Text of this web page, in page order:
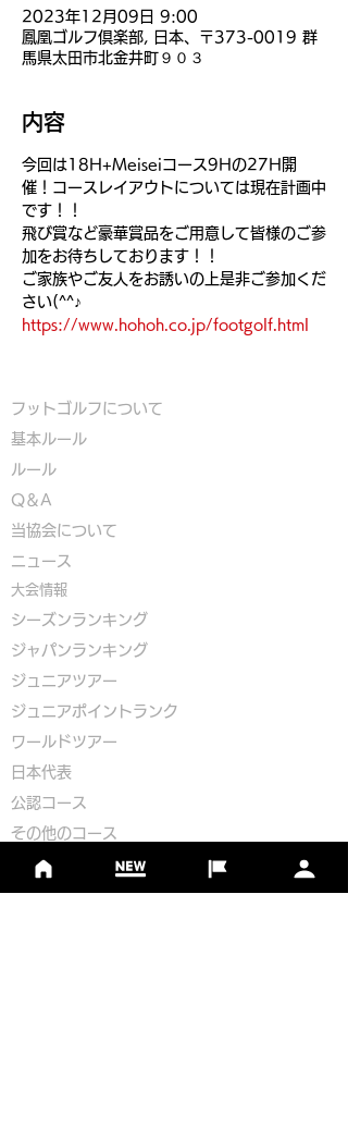
2023年12月09日 9:00
鳳凰ゴルフ倶楽部, 日本、〒373-0019 群
馬県太田市北金井町９０３
内容
今回は18H+Meiseiコース9Hの27H開
催！コースレイアウトについては現在計画中
です！！
飛び賞など豪華賞品をご用意して皆様のご参
加をお待ちしております！！
ご家族やご友人をお誘いの上是非ご参加くだ
さい(^^♪
https://www.hohoh.co.jp/footgolf.html
フットゴルフについて
基本ルール
ルール
Q＆A
​当協会について
​ニュース
大会情報
シーズンランキング
ジャパンランキング
ジュニアツアー
ジュニアポイントランク
​ワールドツアー
​​日本代表
公認コース
​その他のコース
フットゴルフコース導入について
​チームビルディング